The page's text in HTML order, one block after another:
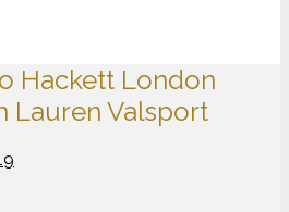
Hackett London
Lauren Valsport